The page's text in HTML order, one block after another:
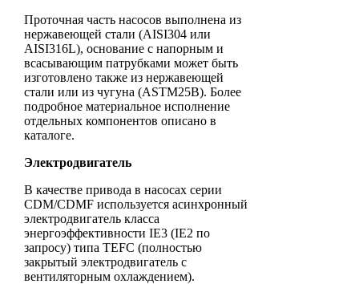
Проточная часть насосов выполнена из
нержавеющей стали (AISI304 или
AISI316L), основание с напорным и
всасывающим патрубками может быть
изготовлено также из нержавеющей
стали или из чугуна (ASTM25B). Более
подробное материальное исполнение
отдельных компонентов описано в
каталоге.
Электродвигатель
В качестве привода в насосах серии
CDM/CDMF используется асинхронный
электродвигатель класса
энергоэффективности IE3 (IE2 по
запросу) типа TEFC (полностью
закрытый электродвигатель с
вентиляторным охлаждением).